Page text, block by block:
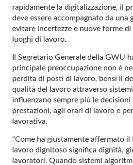
rapidamente la digitalizzazione, il
deve essere accompagnato da una
evitare incertezze e nuove forme
luoghi di lavoro.
Il Segretario Generale della GWU
principale preoccupazione non è
perdita di posti di lavoro, bensì il
qualità del lavoro attraverso
influenzano sempre più le decisioni
prestazioni, agli orari di lavoro e
lavorativa.
“Come ha giustamente affermato il
lavoro dignitoso significa dignità,
lavoratori. Quando sistemi